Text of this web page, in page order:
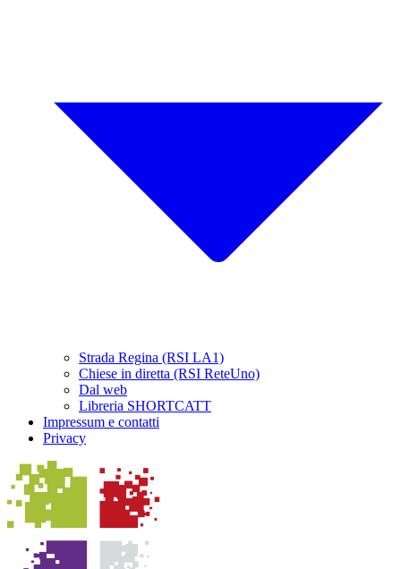
Strada Regina (RSI LA1)
Chiese in diretta (RSI ReteUno)
Dal web
Libreria SHORTCATT
Impressum e contatti
Privacy